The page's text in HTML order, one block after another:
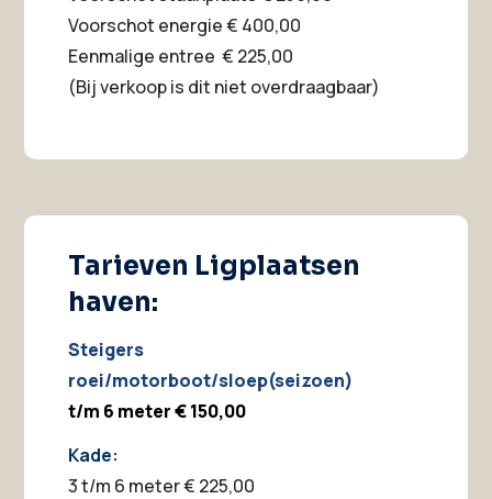
Voorschot energie € 400,00
Eenmalige entree € 225,00
(Bij verkoop is dit niet overdraagbaar)
Tarieven Ligplaatsen
haven:
Steigers
roei/motorboot/sloep(seizoen)
t/m 6 meter € 150,00
Kade:
3 t/m 6 meter € 225,00